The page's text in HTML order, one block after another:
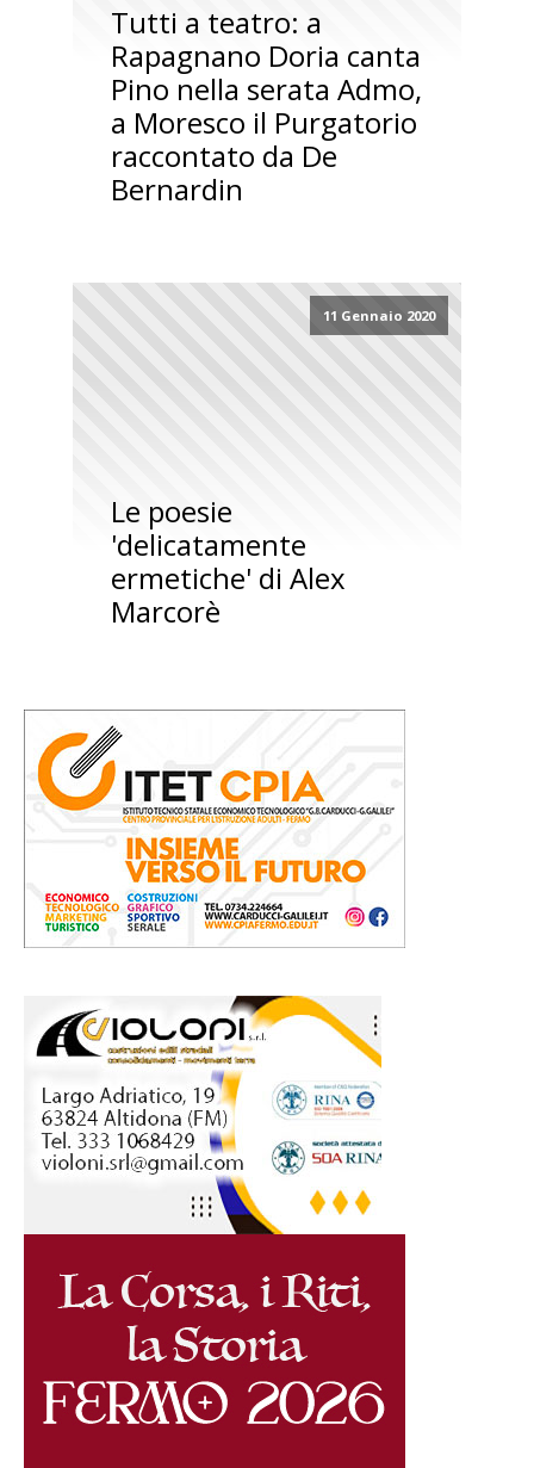
Tutti a teatro: a
Rapagnano Doria canta
Pino nella serata Admo,
a Moresco il Purgatorio
raccontato da De
Bernardin
11 Gennaio 2020
Le poesie
'delicatamente
ermetiche' di Alex
Marcorè